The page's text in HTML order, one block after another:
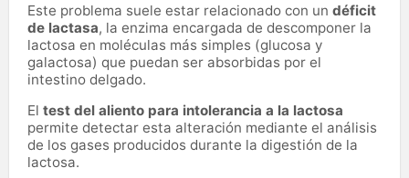
Este problema suele estar relacionado con un déficit
de lactasa, la enzima encargada de descomponer la
lactosa en moléculas más simples (glucosa y
galactosa) que puedan ser absorbidas por el
intestino delgado.
El test del aliento para intolerancia a la lactosa
permite detectar esta alteración mediante el análisis
de los gases producidos durante la digestión de la
lactosa.